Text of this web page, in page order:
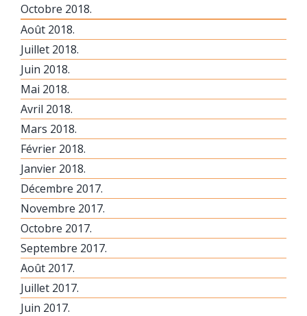
Octobre 2018.
Août 2018.
Juillet 2018.
Juin 2018.
Mai 2018.
Avril 2018.
Mars 2018.
Février 2018.
Janvier 2018.
Décembre 2017.
Novembre 2017.
Octobre 2017.
Septembre 2017.
Août 2017.
Juillet 2017.
Juin 2017.